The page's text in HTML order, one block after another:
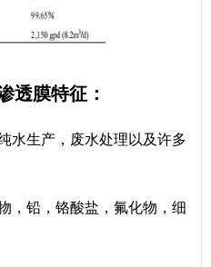
透膜特征：
水生产，废水处理以及许多
，铅，铬酸盐，氟化物，细